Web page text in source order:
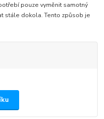
pouze vyměnit samotný
stále dokola. Tento způsob je